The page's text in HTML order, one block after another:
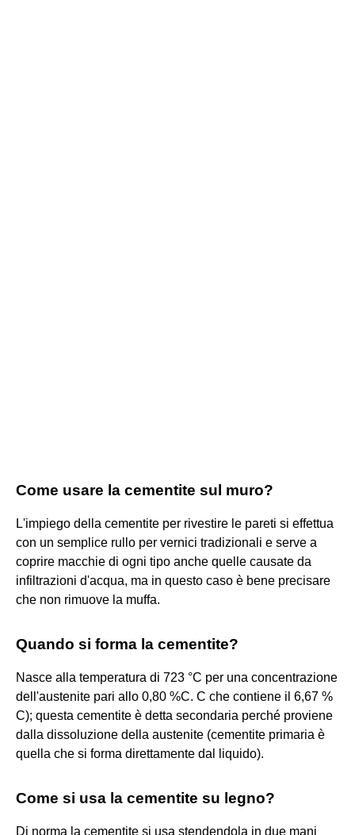
Come usare la cementite sul muro?
L'impiego della cementite per rivestire le pareti si effettua
con un semplice rullo per vernici tradizionali e serve a
coprire macchie di ogni tipo anche quelle causate da
infiltrazioni d'acqua, ma in questo caso è bene precisare
che non rimuove la muffa.
Quando si forma la cementite?
Nasce alla temperatura di 723 °C per una concentrazione
dell'austenite pari allo 0,80 %C. C che contiene il 6,67 %
C); questa cementite è detta secondaria perché proviene
dalla dissoluzione della austenite (cementite primaria è
quella che si forma direttamente dal liquido).
Come si usa la cementite su legno?
Di norma la cementite si usa stendendola in due mani